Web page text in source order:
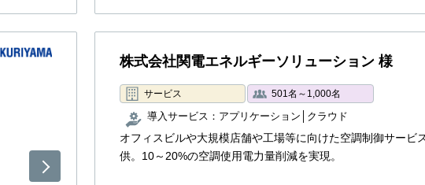
株式会社関電エネルギーソリューション 様
サービス 501名～1,000名
導入サービス： アプリケーション クラウド
オフィスビルや大規模店舗や工場等に向けた空調制御サービ
供。10～20%の空調使用電力量削減を実現。